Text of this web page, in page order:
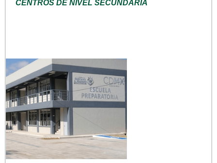
CENTROS DE NIVEL SECUNDARIA